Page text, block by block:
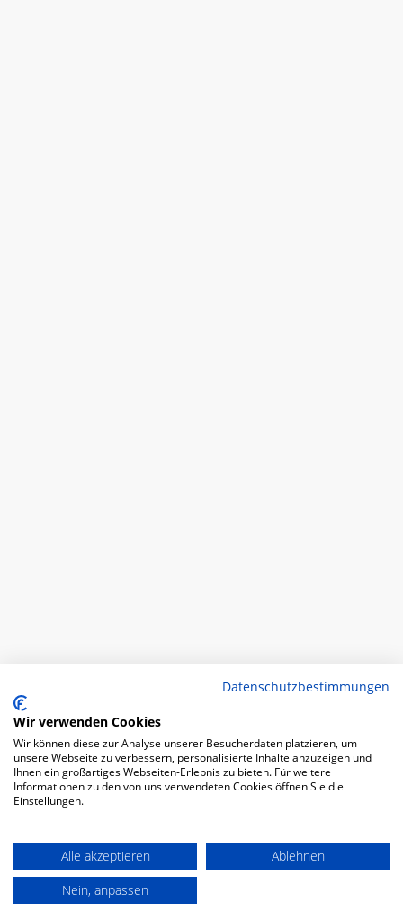
Datenschutzbestimmungen
Wir verwenden Cookies
Wir können diese zur Analyse unserer Besucherdaten platzieren, um
unsere Webseite zu verbessern, personalisierte Inhalte anzuzeigen und
Ihnen ein großartiges Webseiten-Erlebnis zu bieten. Für weitere
Informationen zu den von uns verwendeten Cookies öffnen Sie die
Einstellungen.
Alle akzeptieren
Ablehnen
Nein, anpassen